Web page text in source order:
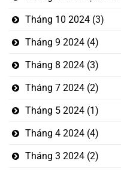
Tháng 10 2024 (3)
Tháng 9 2024 (4)
Tháng 8 2024 (3)
Tháng 7 2024 (2)
Tháng 5 2024 (1)
Tháng 4 2024 (4)
Tháng 3 2024 (2)